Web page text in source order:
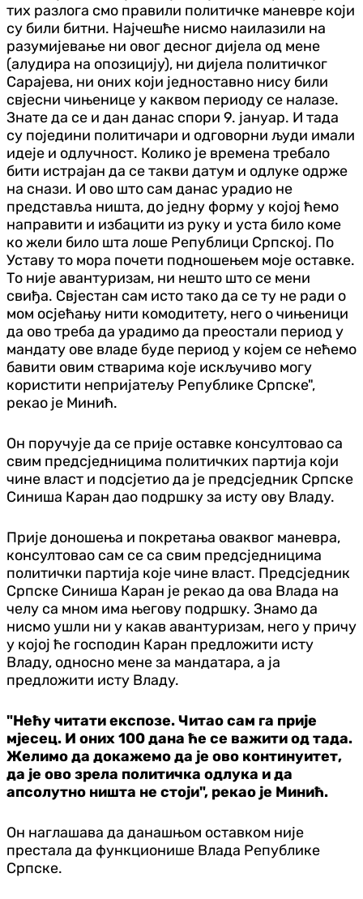
тих разлога смо правили политичке маневре који
су били битни. Најчешће нисмо наилазили на
разумијевање ни овог десног дијела од мене
(алудира на опозицију), ни дијела политичког
Сарајева, ни оних који једноставно нису били
свјесни чињенице у каквом периоду се налазе.
Знате да се и дан данас спори 9. јануар. И тада
су поједини политичари и одговорни људи имали
идеје и одлучност. Колико је времена требало
бити истрајан да се такви датум и одлуке одрже
на снази. И ово што сам данас урадио не
представља ништа, до једну форму у којој ћемо
направити и избацити из руку и уста било коме
ко жели било шта лоше Републици Српској. По
Уставу то мора почети подношењем моје оставке.
То није авантуризам, ни нешто што се мени
свиђа. Свјестан сам исто тако да се ту не ради о
мом осјећању нити комодитету, него о чињеници
да ово треба да урадимо да преостали период у
мандату ове владе буде период у којем се нећемо
бавити овим стварима које искључиво могу
користити непријатељу Републике Српске",
рекао је Минић.
Он поручује да се прије оставке консултовао са
свим предсједницима политичких партија који
чине власт и подсјетио да је предсједник Српске
Синиша Каран дао подршку за исту ову Владу.
Прије доношења и покретања оваквог маневра,
консултовао сам се са свим предсједницима
политички партија које чине власт. Предсједник
Српске Синиша Каран је рекао да ова Влада на
челу са мном има његову подршку. Знамо да
нисмо ушли ни у какав авантуризам, него у причу
у којој ће господин Каран предложити исту
Владу, односно мене за мандатара, а ја
предложити исту Владу.
"Нећу читати експозе. Читао сам га прије
мјесец. И оних 100 дана ће се важити од тада.
Желимо да докажемо да је ово континуитет,
да је ово зрела политичка одлука и да
апсолутно ништа не стоји", рекао је Минић.
Он наглашава да данашњом оставком није
престала да функционише Влада Републике
Српске.